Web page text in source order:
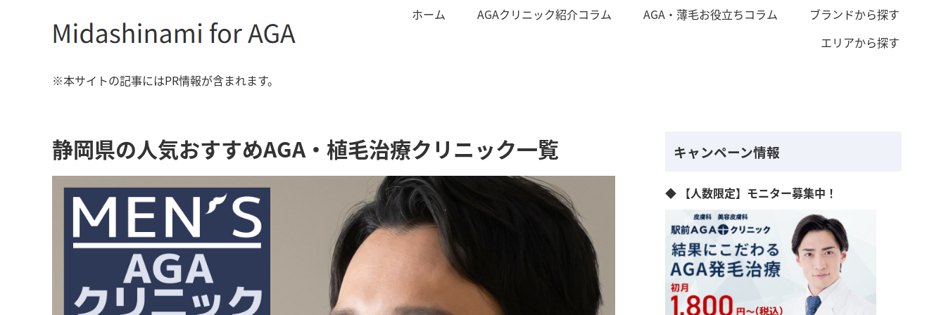
ホーム AGAクリニック紹介コラム AGA・薄毛お役立ちコラム
ブランドから探す
エリアから探す
※本サイトの記事にはPR情報が含まれます。
静岡県の人気おすすめAGA・植毛治療クリニック一覧 キャンペーン情報
◆ 【人数限定】モニター募集中！